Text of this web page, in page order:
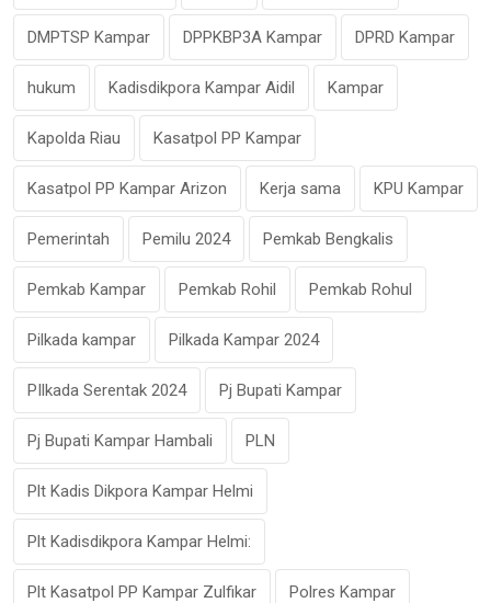
DMPTSP Kampar DPPKBP3A Kampar DPRD Kampar
hukum Kadisdikpora Kampar Aidil Kampar
Kapolda Riau Kasatpol PP Kampar
Kasatpol PP Kampar Arizon Kerja sama KPU Kampar
Pemerintah Pemilu 2024 Pemkab Bengkalis
Pemkab Kampar Pemkab Rohil Pemkab Rohul
Pilkada kampar Pilkada Kampar 2024
PIlkada Serentak 2024 Pj Bupati Kampar
Pj Bupati Kampar Hambali PLN
Plt Kadis Dikpora Kampar Helmi
Plt Kadisdikpora Kampar Helmi:
Plt Kasatpol PP Kampar Zulfikar Polres Kampar